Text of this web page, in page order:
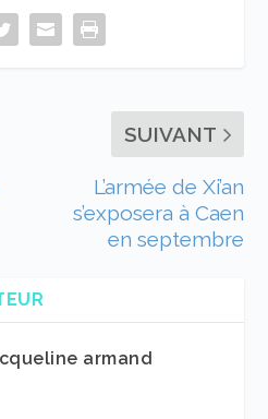
SUIVANT
L’armée de Xi’an
s’exposera à Caen
en septembre
armand